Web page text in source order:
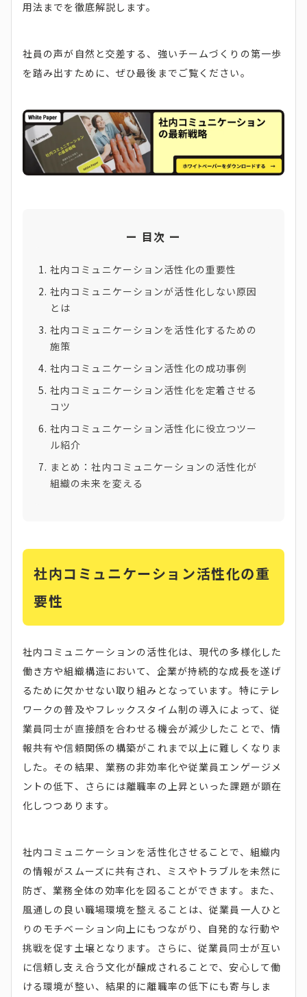
用法までを徹底解説します。
社員の声が自然と交差する、強いチームづくりの第一歩
を踏み出すために、ぜひ最後までご覧ください。
目次
社内コミュニケーション活性化の重要性
社内コミュニケーションが活性化しない原因
とは
社内コミュニケーションを活性化するための
施策
社内コミュニケーション活性化の成功事例
社内コミュニケーション活性化を定着させる
コツ
社内コミュニケーション活性化に役立つツー
ル紹介
まとめ：社内コミュニケーションの活性化が
組織の未来を変える
社内コミュニケーション活性化の重
要性
社内コミュニケーションの活性化は、現代の多様化した
働き方や組織構造において、企業が持続的な成長を遂げ
るために欠かせない取り組みとなっています。特にテレ
ワークの普及やフレックスタイム制の導入によって、従
業員同士が直接顔を合わせる機会が減少したことで、情
報共有や信頼関係の構築がこれまで以上に難しくなりま
した。その結果、業務の非効率化や従業員エンゲージメ
ントの低下、さらには離職率の上昇といった課題が顕在
化しつつあります。
社内コミュニケーションを活性化させることで、組織内
の情報がスムーズに共有され、ミスやトラブルを未然に
防ぎ、業務全体の効率化を図ることができます。また、
風通しの良い職場環境を整えることは、従業員一人ひと
りのモチベーション向上にもつながり、自発的な行動や
挑戦を促す土壌となります。さらに、従業員同士が互い
に信頼し支え合う文化が醸成されることで、安心して働
ける環境が整い、結果的に離職率の低下にも寄与しま